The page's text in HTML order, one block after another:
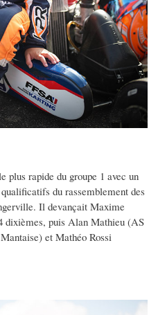
plus rapide du groupe 1 avec un
du rassemblement des
Il devançait Maxime
dixièmes, puis Alan Mathieu (AS
et Mathéo Rossi